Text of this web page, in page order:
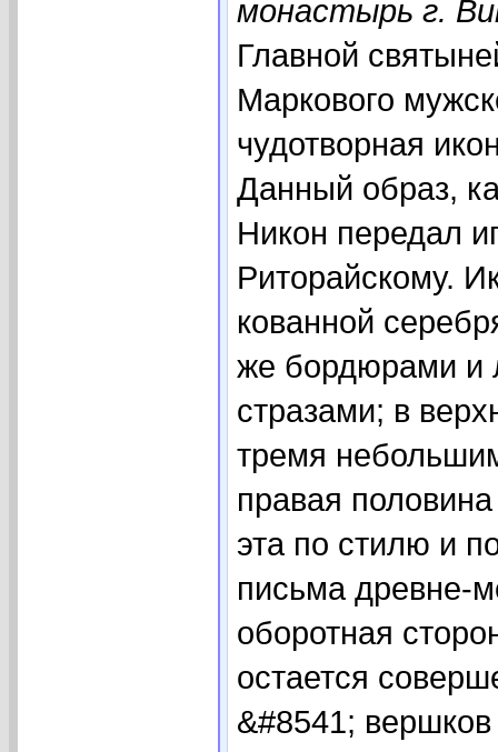
монастырь г.
Главной
Маркового
чудотворная
Данный образ,
Никон передал
Риторайскому.
кованной
же бордюрами и
стразами; в
тремя
правая
эта по стилю и
письма древне-
оборотная
остается
&#8541;